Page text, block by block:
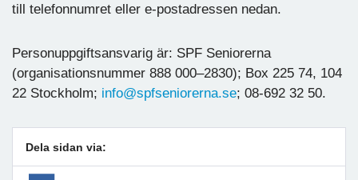
till telefonnumret eller e-postadressen nedan.
Personuppgiftsansvarig är: SPF Seniorerna
(organisationsnummer 888 000–2830); Box 225 74, 104
22 Stockholm; info@spfseniorerna.se; 08-692 32 50.
Dela sidan via: